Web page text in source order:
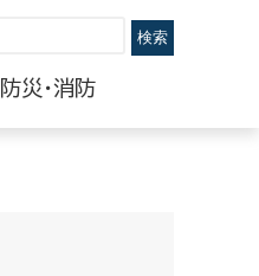
防災・消防